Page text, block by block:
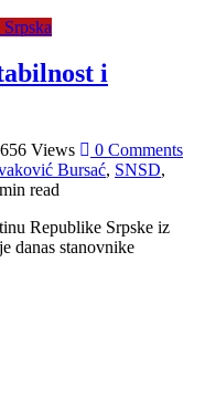
i
656 Views
0 Comments
Bursać, SNSD,
read
Republike Srpske iz
danas stanovnike